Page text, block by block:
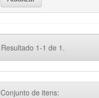
Resultado 1-1 de 1.
Conjunto de itens: